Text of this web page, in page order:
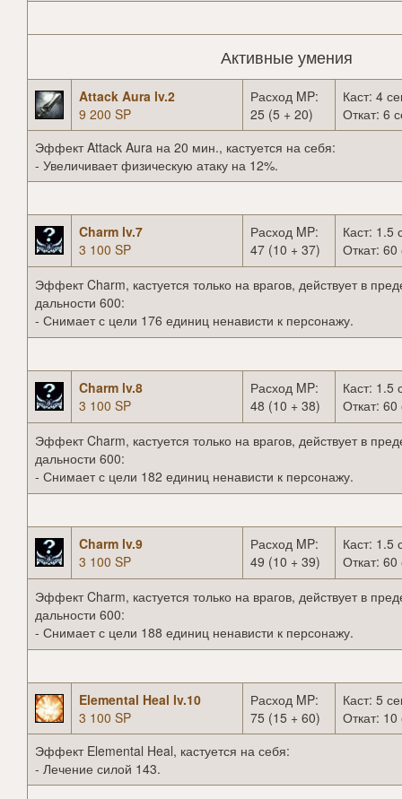
Активные умения
Attack Aura lv.2
9 200 SP
Расход MP:
25 (5 + 20)
Каст: 4
Откат: 6
Эффект Attack Aura на 20 мин., кастуется на себя:
- Увеличивает физическую атаку на 12%.
Charm lv.7
3 100 SP
Расход MP:
47 (10 + 37)
Каст: 1.5
Откат: 60
Эффект Charm, кастуется только на врагов, действует в
дальности 600:
- Снимает с цели 176 единиц ненависти к персонажу.
Charm lv.8
3 100 SP
Расход MP:
48 (10 + 38)
Каст: 1.5
Откат: 60
Эффект Charm, кастуется только на врагов, действует в
дальности 600:
- Снимает с цели 182 единиц ненависти к персонажу.
Charm lv.9
3 100 SP
Расход MP:
49 (10 + 39)
Каст: 1.5
Откат: 60
Эффект Charm, кастуется только на врагов, действует в
дальности 600:
- Снимает с цели 188 единиц ненависти к персонажу.
Elemental Heal lv.10
3 100 SP
Расход MP:
75 (15 + 60)
Каст: 5
Откат: 10
Эффект Elemental Heal, кастуется на себя:
- Лечение силой 143.